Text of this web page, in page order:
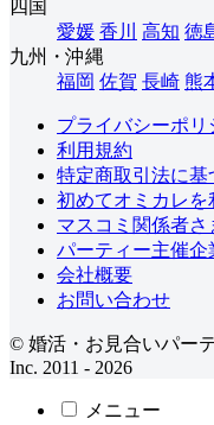
四国
愛媛 香川 高知 徳
九州・沖縄
福岡 佐賀 長崎 熊
プライバシーポリ
利用規約
特定商取引法に基
初めてオミカレ
マスコミ関係者さ
パーティー主催企
会社概要
お問い合わせ
© 婚活・お見合いパー
Inc. 2011 - 2026
メニュー